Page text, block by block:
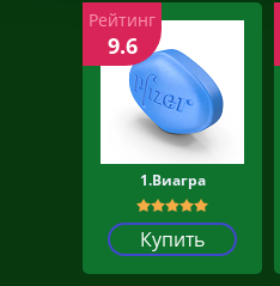
1.Виагра
Купить
Рейтинг
9.6